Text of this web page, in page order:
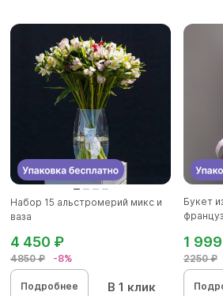
Набор 15 альстромерий микс и
ваза
4850 ₽ -8%
4 450 ₽
Подробнее В 1 клик
Букет
2250 ₽
1